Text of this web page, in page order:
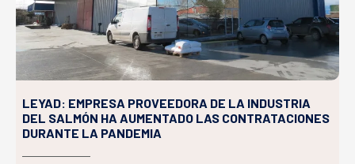
LEYAD: EMPRESA PROVEEDORA DE LA INDUSTRIA
DEL SALMÓN HA AUMENTADO LAS CONTRATACIONES
DURANTE LA PANDEMIA